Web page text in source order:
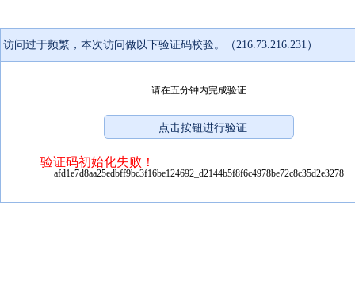
访问过于频繁，本次访问做以下验证码校验。（216.73.216.231）
请在五分钟内完成验证
验证码初始化失败！
afd1e7d8aa25edbff9bc3f16be124692_d2144b5f8f6c4978be72c8c35d2e3278